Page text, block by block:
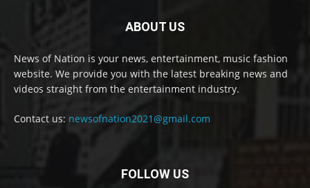
ABOUT US
News of Nation is your news, entertainment, music fashion
website. We provide you with the latest breaking news and
videos straight from the entertainment industry.
Contact us: newsofnation2021@gmail.com
FOLLOW US